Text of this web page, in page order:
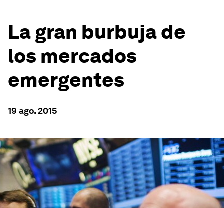
La gran burbuja de
los mercados
emergentes
19 ago. 2015